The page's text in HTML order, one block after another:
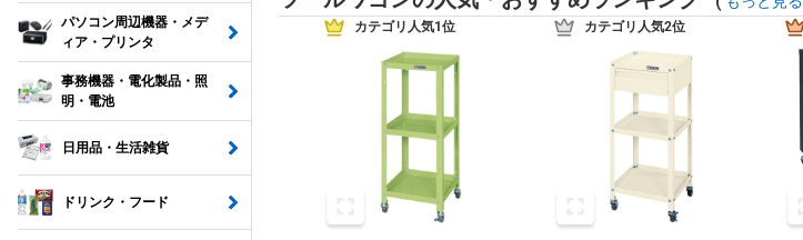
パソコン周辺機器・メデ
ィア・プリンタ
事務機器・電化製品・照
明・電池
日用品・生活雑貨
ドリンク・フード
カテゴリ人気1位 カテゴリ人気2位